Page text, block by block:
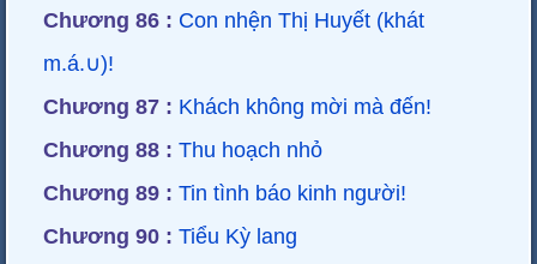
Chương 86 : Con nhện Thị Huyết (khát
m.á.∪)!
Chương 87 : Khách không mời mà đến!
Chương 88 : Thu hoạch nhỏ
Chương 89 : Tin tình báo kinh người!
Chương 90 : Tiểu Kỳ lang